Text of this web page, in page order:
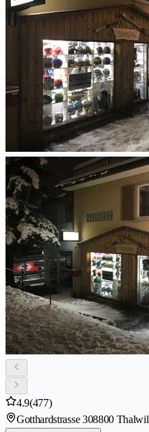
4.9(477)
Gotthardstrasse 308800 Thalwil